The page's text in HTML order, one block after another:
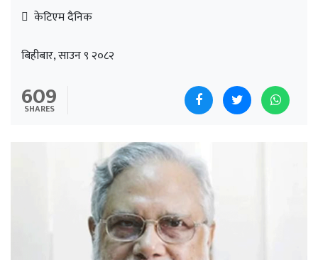
केटिएम दैनिक
बिहीबार, साउन ९ २०८२
609
SHARES